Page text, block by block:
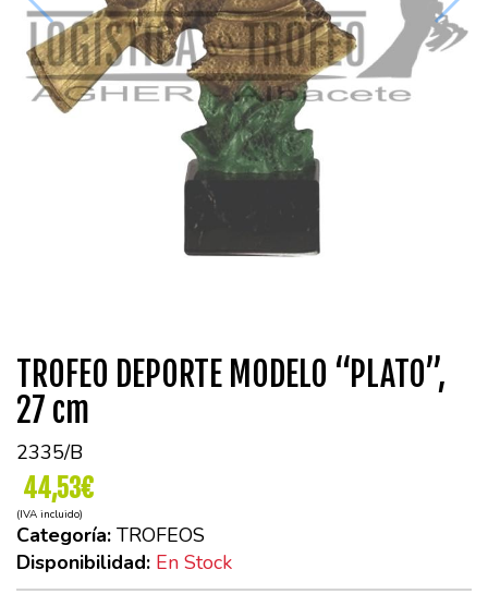
TROFEO DEPORTE MODELO “PLATO”,
27 cm
2335/B
44,53€
(IVA incluido)
Categoría: TROFEOS
Disponibilidad: En Stock